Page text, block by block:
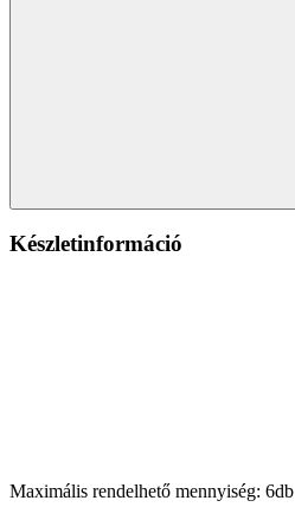
Készletinformáció
Maximális rendelhető mennyiség: 6db